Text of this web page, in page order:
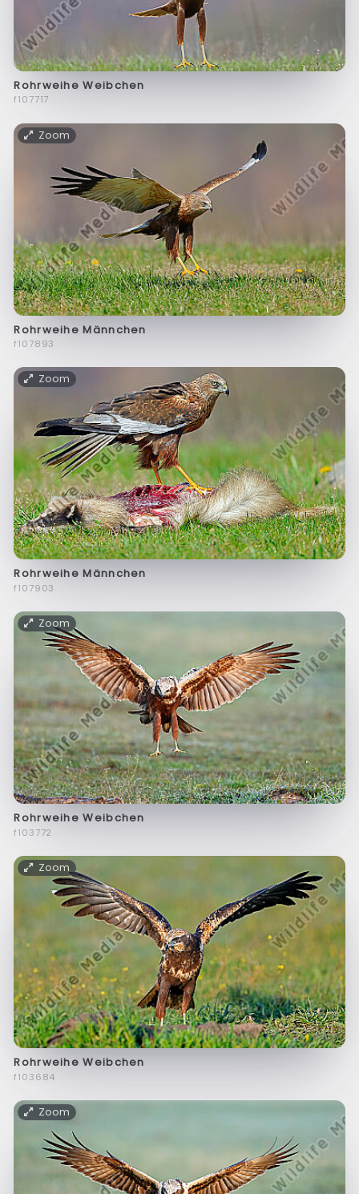
Rohrweihe Weibchen
f107717
Zoom
Rohrweihe Männchen
f107893
Zoom
Rohrweihe Männchen
f107903
Zoom
Rohrweihe Weibchen
f103772
Zoom
Rohrweihe Weibchen
f103684
Zoom